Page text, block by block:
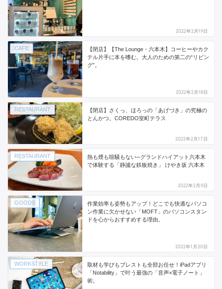
2022年2月19日
CAFE
【閉店】【The Lounge・六本木】コーヒーやカク
テル片手に本を嗜む。大人のための第二の“リビン
グ”。
2022年2月18日
RESTAURANT
【閉店】さくっ、ほろっの「あげづき」の究極の
とんかつ。COREDO室町テラス
2022年2月17日
RESTAURANT
熱も煙も喧騒もない─グランドハイアット六本木
で体験する「静謐な鉄板焼き」 けやき坂 六本木
2022年2月9日
GOODS
作業効率も姿勢もアップ！どこでも快適なパソコ
ン作業に欠かせない「MOFT」のパソコンスタン
ドを心からおすすめする理由。
2022年1月20日
WORKSTYLE
取材も学びもブレストも全部お任せ！iPadアプリ
「Notability」で叶う最強の「音声×電子ノート」
術。